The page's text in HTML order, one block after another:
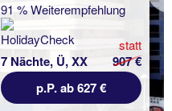
91 % Weiterempfehlung
7 Nächte, Ü, XX
statt
907 €
p.P. ab 627 €